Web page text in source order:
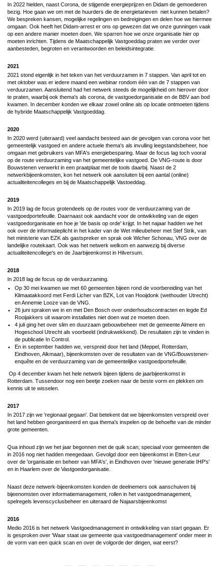
In 2022 hielden, naast Corona, de stijgende energieprijzen en Didam de gemoederen
bezig. Hoe gaan we om met de huurders die de energietarieven niet kunnen betalen?
We bespreken kansen, mogelijke regelingen en bedreigingen en delen hoe we hiermee
omgaan. Ook heeft het Didam-arrest er ons op gewezen dat we onze gunningen vaak
op een andere manier moeten doen. We sparren hoe we onze organisatie hier op
moeten inrichten. Tijdens de Maatschappelijk Vastgoeddag praten we verder over
aanbesteden, begroten en verantwoorden en beleidsintegratie.
2021
2021 stond eigenlijk in het teken van het verduurzamen in 7 stappen. Van april tot en
met oktober was er iedere maand een webinar rondom één van de 7 stappen van
verduurzamen. Aansluitend had het netwerk steeds de mogelijkheid om hierover door
te praten, waarbij ook thema's als corona, de vastgoedorganisatie en de BBV aan bod
kwamen. In december konden we elkaar zowel online als op locatie ontmoeten tijdens
de hybride Maatschappelijk Vastgoeddag.
2020
In 2020 werd (uiteraard) veel aandacht besteed aan de gevolgen van corona voor het
gemeentelijk vastgoed en andere actuele thema's als invulling leegstandsbeheer, hoe
omgaan met gebruikers van MFA's energiebesparing. Maar de focus lag toch vooral
op de route verduurzaming van het gemeentelijke vastgoed. De VNG-route is door
Bouwstenen verwerkt in een praatplaat met de tools daarbij. Naast de 2
netwerkbijeenkomsten, kon het netwerk ook aansluiten bij een aantal (online)
actualiteitencolleges en bij de Maatschappelijk Vastoeddag.
2019
In 2019 lag de focus grotendeels op de routes voor de verduurzaming van de
vastgoedportefeuille. Daarnaast ook aandacht voor de ontwikkeling van de eigen
vastgoedorganisatie en hoe je 'de basis op orde' krijgt. In het najaar hadden we het
ook over de informatieplicht in het kader van de Wet milieubeheer met Stef Strik, van
het ministerie van EZK als gastspreker en sprak ook Wicher Schonau, VNG over de
landelijke routekaart. Ook was het netwerk welkom en aanwezig bij diverse
actualiteitencollege's en de Jaarbijeenkomst in Hilversum.
2018
In 2018 lag de focus op de verduurzaming.
Op 30 mei kwamen we met 60 gemeenten bijeen rond de voorbereiding van het
Klimaatakkoord met Ferdi Licher van BZK, Lot van Hooijdonk (wethouder Utrecht)
en Annemie Looze van de VNG.
26 juni spraken we in en met Den Bosch over onderhoudscontracten en legde Ed
Rooijakkers uit waarom installaties niet doen wat ze moeten doen.
4 juli ging het over slim en duurzaam gebouwbeheer met de gemeente Almere en
Hogeschool Utrecht als voorbeeld (indrukwekkend). De resultaten zijn te vinden in
de publicatie In Control.
En in september hadden we, verspreid door het land (Meppel, Rotterdam,
Eindhoven, Alkmaar), bijeenkomsten over de resultaten van de VNG/Bouwstenen-
enquête en de verduurzaming van de gemeentelijke vastgoedportefeuille.
Op 4 december kwam het hele netwerk bijeen tijdens de jaarbijeenkomst in
Rotterdam. Tussendoor nog een beetje zoeken naar de beste vorm en plekken om
kennis uit te wisselen.
2017
In 2017 zijn we 'regionaal gegaan'. Dat betekent dat we bijeenkomsten verspreid over
het land hebben georganiseerd en qua thema's inspelen op de behoefte van de minder
grote gemeenten.
Qua inhoud zijn we het jaar begonnen met de quik scan; speciaal voor gemeenten die
in 2016 nog niet hadden meegedaan. Gevolgd door een bijeenkomst in Etten-Leur
over de 'organisatie en beheer van MFA's', in Eindhoven over 'nieuwe generatie IHP's'
en in Haarlem over de Vastgoedorganisatie.
Naast deze netwerk-bijeenkomsten konden de deelnemers ook aanschuiven bij
bijeenomsten over informatiemanagement, rollen in het vastgoedmanagement,
spelregels levenscyclusbeheer en uiteraard de Najaarsbijeenkomst
2016
Medio 2016 is het netwerk Vastgoedmanagement in ontwikkeling van start gegaan. Er
is gesproken over 'Waar staat uw gemeente qua vastgoedmanagement' onder meer in
de vorm van een quick scan en over de volgorde der dingen, wat eerst?